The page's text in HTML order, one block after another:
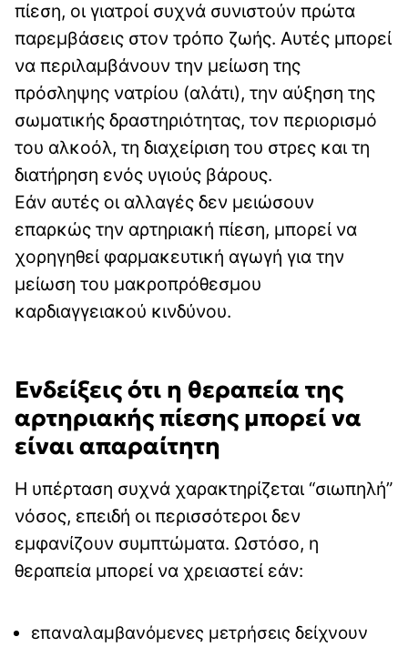
πίεση, οι γιατροί συχνά συνιστούν πρώτα
παρεμβάσεις στον τρόπο ζωής. Αυτές μπορεί
να περιλαμβάνουν την μείωση της
πρόσληψης νατρίου (αλάτι), την αύξηση της
σωματικής δραστηριότητας, τον περιορισμό
του αλκοόλ, τη διαχείριση του στρες και τη
διατήρηση ενός υγιούς βάρους.
Εάν αυτές οι αλλαγές δεν μειώσουν
επαρκώς την αρτηριακή πίεση, μπορεί να
χορηγηθεί φαρμακευτική αγωγή για την
μείωση του μακροπρόθεσμου
καρδιαγγειακού κινδύνου.
Ενδείξεις ότι η θεραπεία της
αρτηριακής πίεσης μπορεί να
είναι απαραίτητη
Η υπέρταση συχνά χαρακτηρίζεται “σιωπηλή”
νόσος, επειδή οι περισσότεροι δεν
εμφανίζουν συμπτώματα. Ωστόσο, η
θεραπεία μπορεί να χρειαστεί εάν:
επαναλαμβανόμενες μετρήσεις δείχνουν